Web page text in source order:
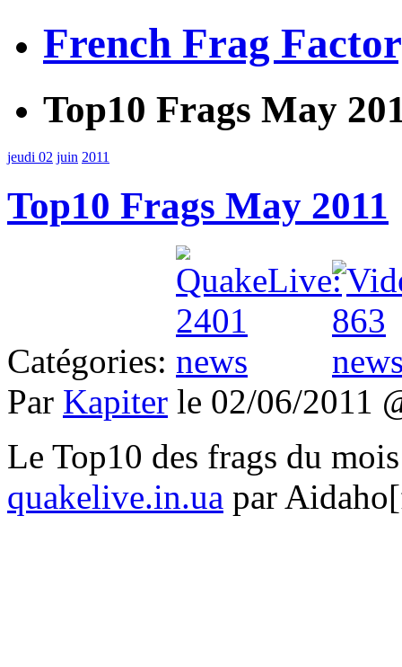
French Frag
Top10 Frags May
jeudi 02 juin 2011
Top10 Frags May 2011
Catégories:
Par Kapiter le 02/06/2011
Le Top10 des frags du
quakelive.in.ua par